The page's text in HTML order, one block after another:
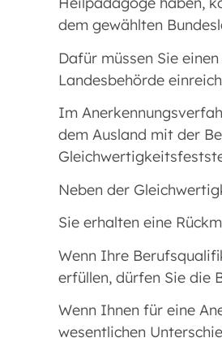
dem gewählten
Dafür müssen Sie
Landesbehörde
Im
dem Ausland mit der
Neben der
Sie erhalten eine
Wenn Ihre
erfüllen, dürfen Sie die
Wenn Ihnen für eine
wesentlichen